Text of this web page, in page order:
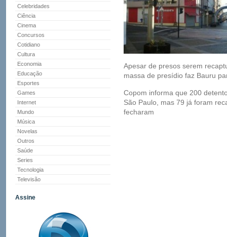
Celebridades
Ciência
Cinema
Concursos
Cotidiano
Cultura
Economia
Educação
Esportes
Games
Internet
Mundo
Música
Novelas
Outros
Saúde
Series
Tecnologia
Televisão
Assine
Apesar de presos serem
massa de presídio faz Bauru
Copom informa que 200
São Paulo, mas 79 já foram
fecharam